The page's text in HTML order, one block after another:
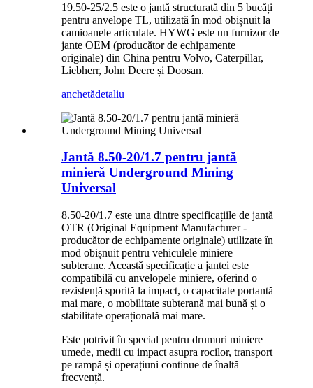
19.50-25/2.5 este o jantă structurată din 5 bucăți
pentru anvelope TL, utilizată în mod obișnuit la
camioanele articulate. HYWG este un furnizor de
jante OEM (producător de echipamente
originale) din China pentru Volvo, Caterpillar,
Liebherr, John Deere și Doosan.
anchetădetaliu
Jantă 8.50-20/1.7 pentru jantă
minieră Underground Mining
Universal
8.50-20/1.7 este una dintre specificațiile de jantă
OTR (Original Equipment Manufacturer -
producător de echipamente originale) utilizate în
mod obișnuit pentru vehiculele miniere
subterane. Această specificație a jantei este
compatibilă cu anvelopele miniere, oferind o
rezistență sporită la impact, o capacitate portantă
mai mare, o mobilitate subterană mai bună și o
stabilitate operațională mai mare.
Este potrivit în special pentru drumuri miniere
umede, medii cu impact asupra rocilor, transport
pe rampă și operațiuni continue de înaltă
frecvență.